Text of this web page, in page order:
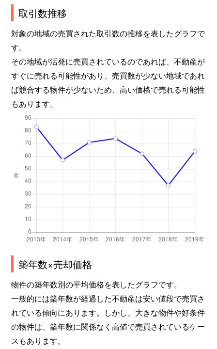
取引数推移
対象の地域の売買された取引数の推移を表したグラフで
す。
その地域が活発に売買されているのであれば、不動産が
すぐに売れる可能性があり、売買数が少ない地域であれ
ば競合する物件が少ないため、高い価格で売れる可能性
もあります。
築年数×売却価格
物件の築年数別の平均価格を表したグラフです。
一般的には築年数が経過した不動産は安い値段で売買さ
れている傾向にあります。しかし、大きな物件や好条件
の物件は、築年数に関係なく高値で売買されているケー
スもあります。